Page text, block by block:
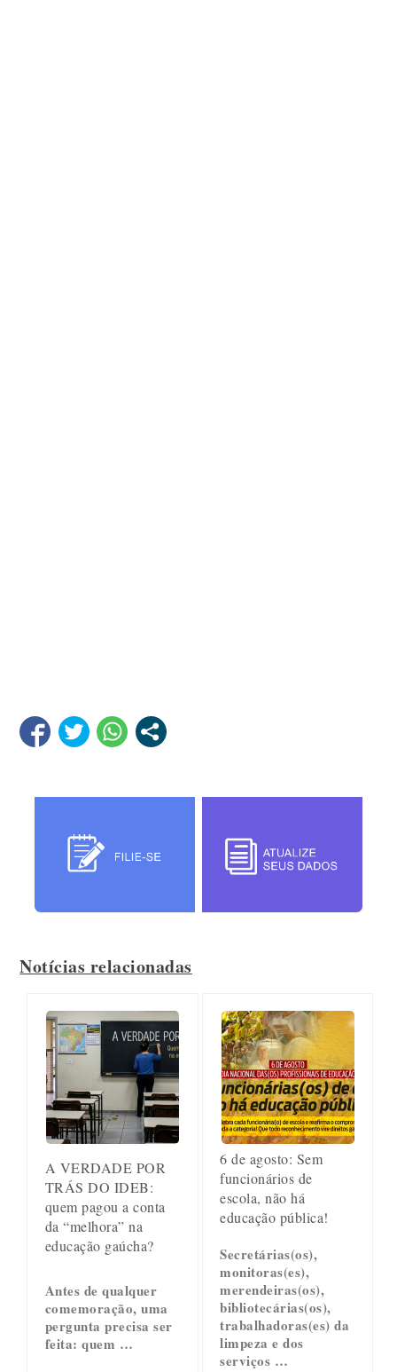
Notícias relacionadas
A VERDADE POR
TRÁS DO IDEB:
quem pagou a conta
da “melhora” na
educação gaúcha?
Antes de qualquer
comemoração, uma
pergunta precisa ser
feita: quem …
6 de agosto: Sem
funcionários de
escola, não há
educação pública!
Secretárias(os),
monitoras(es),
merendeiras(os),
bibliotecárias(os),
trabalhadoras(es) da
limpeza e dos
serviços …